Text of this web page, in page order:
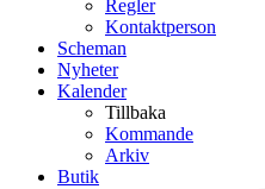
Regler
Kontaktperson
Scheman
Nyheter
Kalender
Tillbaka
Kommande
Arkiv
Butik